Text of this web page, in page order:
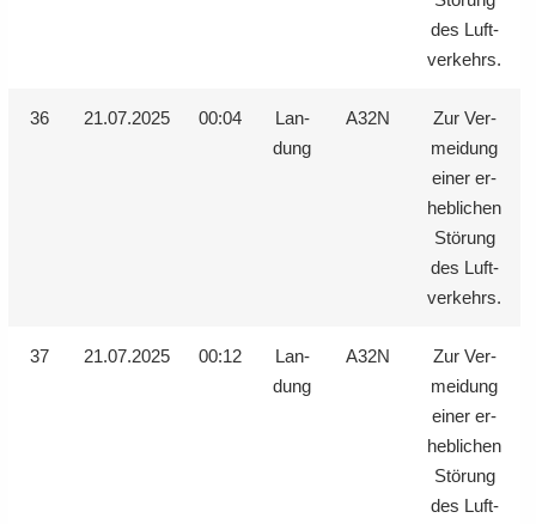
des Luft­
ver­kehrs.
36 21.07.2025 00:04
Lan­
dung
A32N
Zur Ver­
mei­dung
einer er­
heb­li­chen
Stö­rung
des Luft­
ver­kehrs.
37 21.07.2025 00:12
Lan­
dung
A32N
Zur Ver­
mei­dung
einer er­
heb­li­chen
Stö­rung
des Luft­